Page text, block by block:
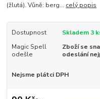
(žlutá). Vůně: berg... celý popis
Dostupnost
Skladem 3
Magic Spell
odešle
Zboží se
odeslání
Nejsme plátci DPH